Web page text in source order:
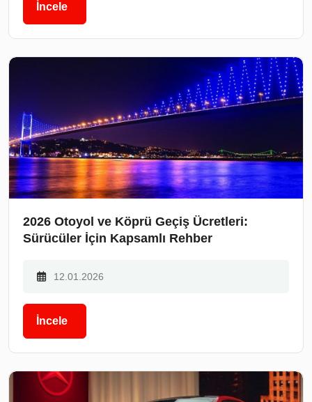
İncele
2026 Otoyol ve Köprü Geçiş Ücretleri:
Sürücüler İçin Kapsamlı Rehber
12.01.2026
İncele